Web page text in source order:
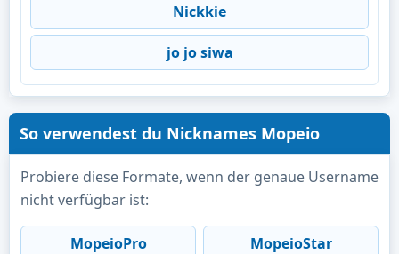
Nickkie
jo jo siwa
So verwendest du Nicknames Mopeio
Probiere diese Formate, wenn der genaue Username
nicht verfügbar ist:
MopeioPro MopeioStar